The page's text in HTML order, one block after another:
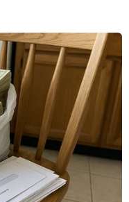
nào khác va
cũng không gặp
lực lượng chức
va chạm với hộ
điều tra làm
Vietnam+)